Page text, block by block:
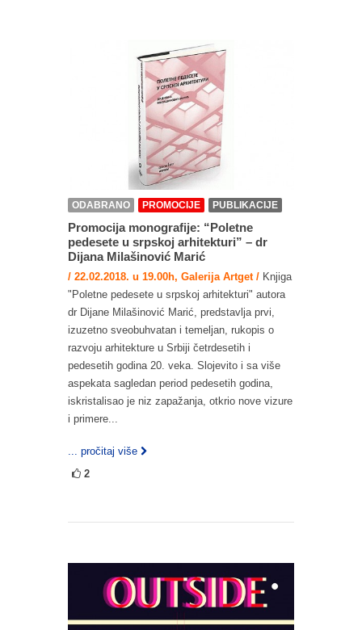
ODABRANO PROMOCIJE PUBLIKACIJE
Promocija monografije: “Poletne
pedesete u srpskoj arhitekturi” – dr
Dijana Milašinović Marić
/ 22.02.2018. u 19.00h, Galerija Artget / Knjiga
"Poletne pedesete u srpskoj arhitekturi" autora
dr Dijane Milašinović Marić, predstavlja prvi,
izuzetno sveobuhvatan i temeljan, rukopis o
razvoju arhitekture u Srbiji četrdesetih i
pedesetih godina 20. veka. Slojevito i sa više
aspekata sagledan period pedesetih godina,
iskristalisao je niz zapažanja, otkrio nove vizure
i primere...
... pročitaj više
2